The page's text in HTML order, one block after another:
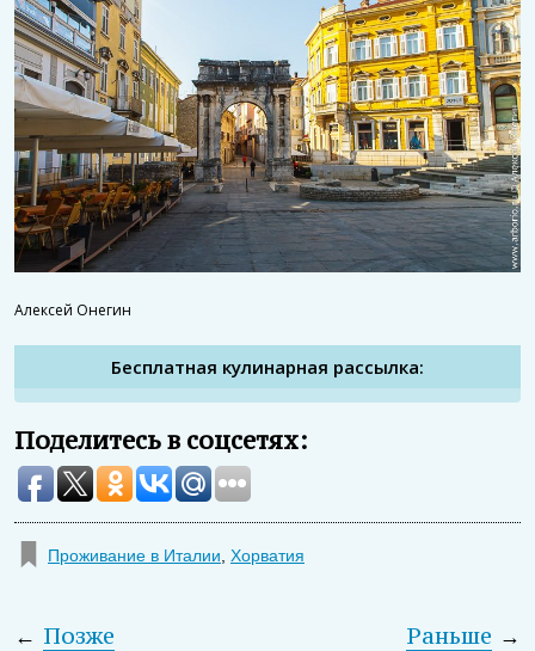
Алексей Онегин
Бесплатная кулинарная рассылка:
Поделитесь в соцсетях:
Проживание в Италии, Хорватия
← Позже →
Раньше